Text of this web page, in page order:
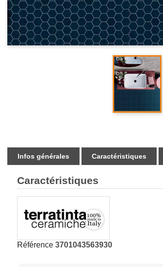
Infos générales Caractéristiques
Caractéristiques
Référence 3701043563930